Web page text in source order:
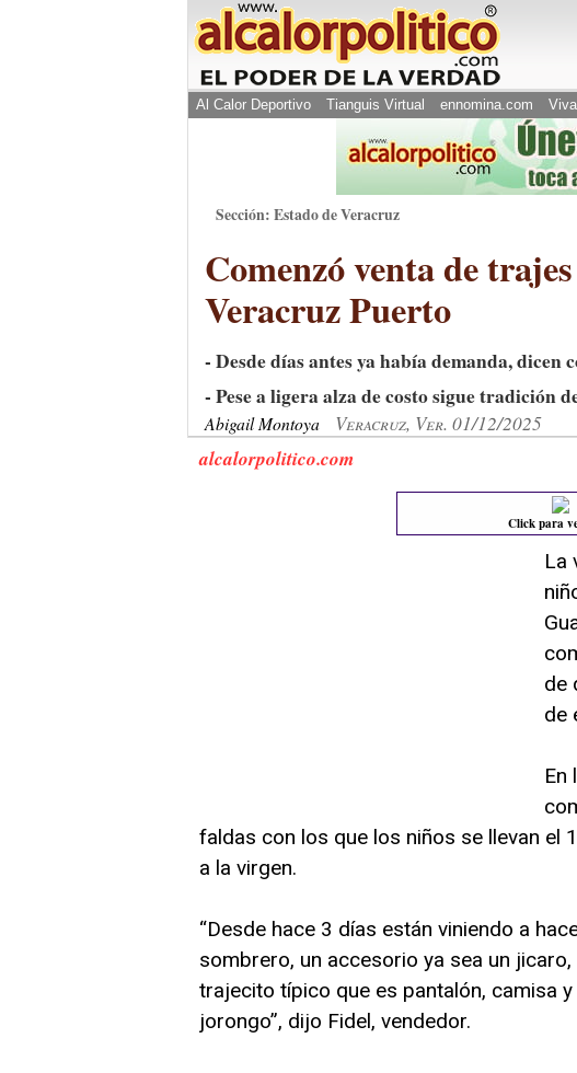
Al Calor Deportivo Tianguis Virtual ennomina.com
Sección: Estado de Veracruz
Comenzó venta de
Veracruz Puerto
- Desde días antes ya había demanda, dicen
- Pese a ligera alza de costo sigue tradición
Abigail Montoya Veracruz, Ver. 01/12/2025
alcalorpolitico.com
Click para
La
de
de
En
faldas con los que los niños se llevan el
a la virgen.
“Desde hace 3 días están viniendo a
sombrero, un accesorio ya sea un
trajecito típico que es pantalón, camisa
jorongo”, dijo Fidel, vendedor.